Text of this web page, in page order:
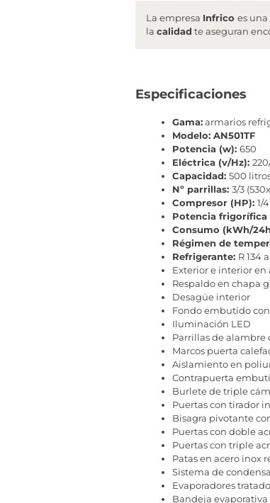
La empresa Infrico es
la calidad te aseguran
Especificaciones
Gama:armarios
Modelo: AN501TF
Potencia (w): 650
Eléctrica (v/Hz):
Capacidad: 500
Nº parrillas: 3/3
Compresor (HP): 1/4
Potencia frigorífica
Consumo (kWh/
Régimen de
Refrigerante: R 134 a
Exterior e interior en
Respaldo en chapa
Desagüe interior
Fondo embutido
Iluminación LED
Parrillas de alambre
Marcos puerta
Aislamiento en
Contrapuerta
Burlete de triple
Puertas con tirador
Bisagra pivotante
Puertas con doble
Puertas con triple
Patas en acero inox
Sistema de
Evaporadores
Bandeja